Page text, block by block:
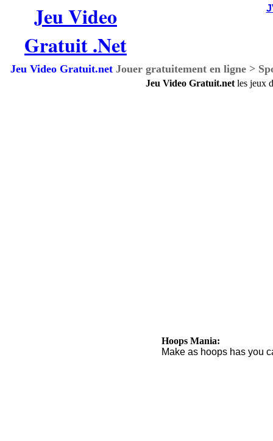
Jeu Video
Gratuit .Net
Jeu Video Gratuit.net Jouer gratuitement en ligne >
Jeu Video Gratuit.net les jeux
Hoops Mania:
Make as hoops has you